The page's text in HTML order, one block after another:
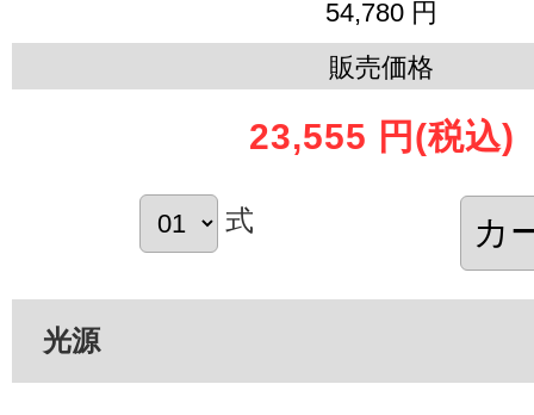
54,780 円
販売価格
23,555 円 (税込)
式
光源